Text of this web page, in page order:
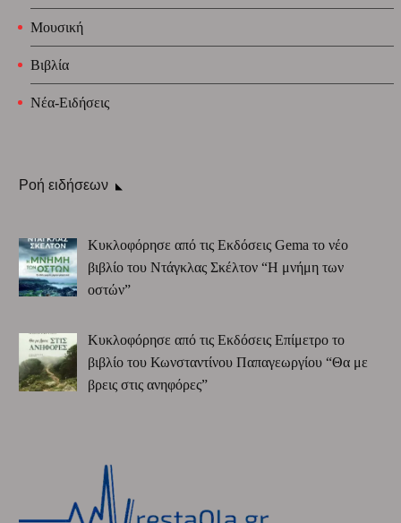
Μουσική
Βιβλία
Νέα-Ειδήσεις
Ροή ειδήσεων
Κυκλοφόρησε από τις Εκδόσεις Gema το νέο
βιβλίο του Ντάγκλας Σκέλτον “Η μνήμη των
οστών”
Κυκλοφόρησε από τις Εκδόσεις Επίμετρο το
βιβλίο του Κωνσταντίνου Παπαγεωργίου “Θα με
βρεις στις ανηφόρες”